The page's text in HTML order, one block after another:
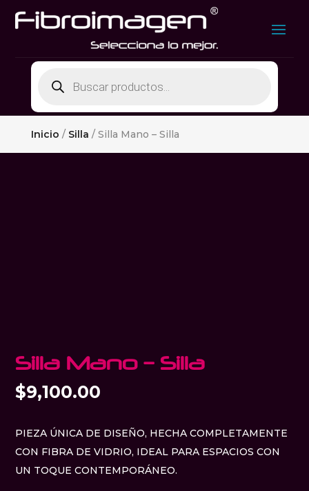
Inicio / Silla / Silla Mano – Silla
Silla Mano – Silla
$9,100.00
PIEZA ÚNICA DE DISEÑO, HECHA COMPLETAMENTE
CON FIBRA DE VIDRIO, IDEAL PARA ESPACIOS CON
UN TOQUE CONTEMPORÁNEO.